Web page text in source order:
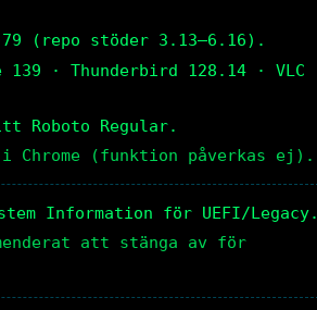
(repo stöder 3.13–6.16).
· Thunderbird 128.14 · VLC
Roboto Regular.
Chrome (funktion påverkas ej).
Information för UEFI/Legacy.
att stänga av för